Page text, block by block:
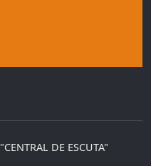
"CENTRAL DE ESCUTA"